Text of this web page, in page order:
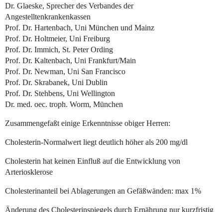
Dr. Glaeske, Sprecher des Verbandes der
Angestelltenkrankenkassen
Prof. Dr. Hartenbach, Uni München und Mainz
Prof. Dr. Holtmeier, Uni Freiburg
Prof. Dr. Immich, St. Peter Ording
Prof. Dr. Kaltenbach, Uni Frankfurt/Main
Prof. Dr. Newman, Uni San Francisco
Prof. Dr. Skrabanek, Uni Dublin
Prof. Dr. Stehbens, Uni Wellington
Dr. med. oec. troph. Worm, München
Zusammengefaßt einige Erkenntnisse obiger Herren:
Cholesterin-Normalwert liegt deutlich höher als 200 mg/dl
Cholesterin hat keinen Einfluß auf die Entwicklung von
Arteriosklerose
Cholesterinanteil bei Ablagerungen an Gefäßwänden: max 1%
Änderung des Cholesterinspiegels durch Ernährung nur kurzfristig